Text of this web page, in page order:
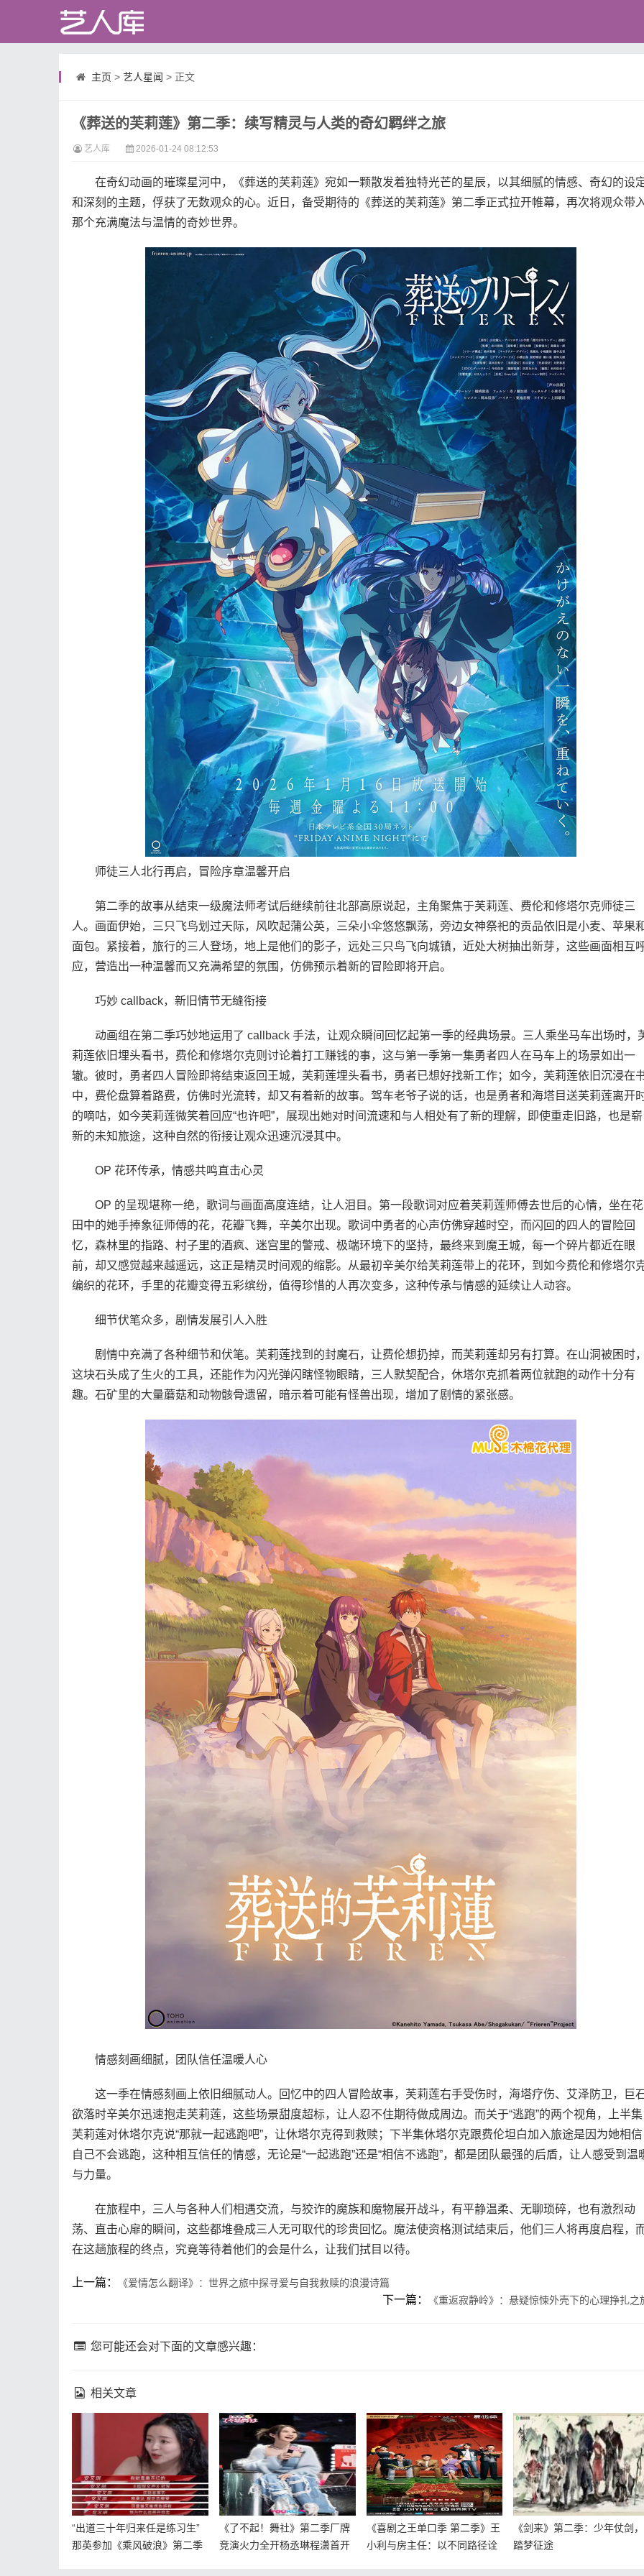
主页 > 艺人星闻 > 正文
《葬送的芙莉莲》第二季：续写精灵与人类的奇幻羁绊之旅
艺人库 2026-01-24 08:12:53
在奇幻动画的璀璨星河中，《葬送的芙莉莲》宛如一颗散发着独特光芒的星辰，以其细腻的情感、奇幻的设
和深刻的主题，俘获了无数观众的心。近日，备受期待的《葬送的芙莉莲》第二季正式拉开帷幕，再次将观众带
那个充满魔法与温情的奇妙世界。
师徒三人北行再启，冒险序章温馨开启
第二季的故事从结束一级魔法师考试后继续前往北部高原说起，主角聚焦于芙莉莲、费伦和修塔尔克师徒三
人。画面伊始，三只飞鸟划过天际，风吹起蒲公英，三朵小伞悠悠飘荡，旁边女神祭祀的贡品依旧是小麦、苹果
面包。紧接着，旅行的三人登场，地上是他们的影子，远处三只鸟飞向城镇，近处大树抽出新芽，这些画面相互
应，营造出一种温馨而又充满希望的氛围，仿佛预示着新的冒险即将开启。
巧妙 callback，新旧情节无缝衔接
动画组在第二季巧妙地运用了 callback 手法，让观众瞬间回忆起第一季的经典场景。三人乘坐马车出场时，
莉莲依旧埋头看书，费伦和修塔尔克则讨论着打工赚钱的事，这与第一季第一集勇者四人在马车上的场景如出一
辙。彼时，勇者四人冒险即将结束返回王城，芙莉莲埋头看书，勇者已想好找新工作；如今，芙莉莲依旧沉浸在
中，费伦盘算着路费，仿佛时光流转，却又有着新的故事。驾车老爷子说的话，也是勇者和海塔目送芙莉莲离开
的嘀咕，如今芙莉莲微笑着回应“也许吧”，展现出她对时间流速和与人相处有了新的理解，即使重走旧路，也是崭
新的未知旅途，这种自然的衔接让观众迅速沉浸其中。
OP 花环传承，情感共鸣直击心灵
OP 的呈现堪称一绝，歌词与画面高度连结，让人泪目。第一段歌词对应着芙莉莲师傅去世后的心情，坐在花
田中的她手捧象征师傅的花，花瓣飞舞，辛美尔出现。歌词中勇者的心声仿佛穿越时空，而闪回的四人的冒险回
忆，森林里的指路、村子里的酒疯、迷宫里的警戒、极端环境下的坚持，最终来到魔王城，每一个碎片都近在眼
前，却又感觉越来越遥远，这正是精灵时间观的缩影。从最初辛美尔给芙莉莲带上的花环，到如今费伦和修塔尔
编织的花环，手里的花瓣变得五彩缤纷，值得珍惜的人再次变多，这种传承与情感的延续让人动容。
细节伏笔众多，剧情发展引人入胜
剧情中充满了各种细节和伏笔。芙莉莲找到的封魔石，让费伦想扔掉，而芙莉莲却另有打算。在山洞被困时
这块石头成了生火的工具，还能作为闪光弹闪瞎怪物眼睛，三人默契配合，休塔尔克抓着两位就跑的动作十分有
趣。石矿里的大量蘑菇和动物骸骨遗留，暗示着可能有怪兽出现，增加了剧情的紧张感。
情感刻画细腻，团队信任温暖人心
这一季在情感刻画上依旧细腻动人。回忆中的四人冒险故事，芙莉莲右手受伤时，海塔疗伤、艾泽防卫，巨
欲落时辛美尔迅速抱走芙莉莲，这些场景甜度超标，让人忍不住期待做成周边。而关于“逃跑”的两个视角，上半集
芙莉莲对休塔尔克说“那就一起逃跑吧”，让休塔尔克得到救赎；下半集休塔尔克跟费伦坦白加入旅途是因为她相信
自己不会逃跑，这种相互信任的情感，无论是“一起逃跑”还是“相信不逃跑”，都是团队最强的后盾，让人感受到温
与力量。
在旅程中，三人与各种人们相遇交流，与狡诈的魔族和魔物展开战斗，有平静温柔、无聊琐碎，也有激烈动
荡、直击心扉的瞬间，这些都堆叠成三人无可取代的珍贵回忆。魔法使资格测试结束后，他们三人将再度启程，
在这趟旅程的终点，究竟等待着他们的会是什么，让我们拭目以待。
上一篇： 《爱情怎么翻译》：世界之旅中探寻爱与自我救赎的浪漫诗篇
下一篇： 《重返寂静岭》：悬疑惊悚外壳下的心理挣扎之
您可能还会对下面的文章感兴趣：
相关文章
“出道三十年归来任是练习生”
那英参加《乘风破浪》第二季
《了不起！舞社》第二季厂牌
竞演火力全开杨丞琳程潇首开
《喜剧之王单口季 第二季》王
小利与房主任：以不同路径诠
《剑来》第二季：少年仗剑，
踏梦征途